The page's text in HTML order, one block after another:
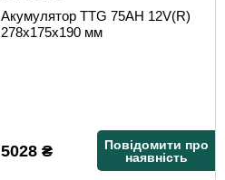
Акумулятор TTG 75AH 12V(R)
278х175х190 мм
5028₴
Повідомити про
наявність